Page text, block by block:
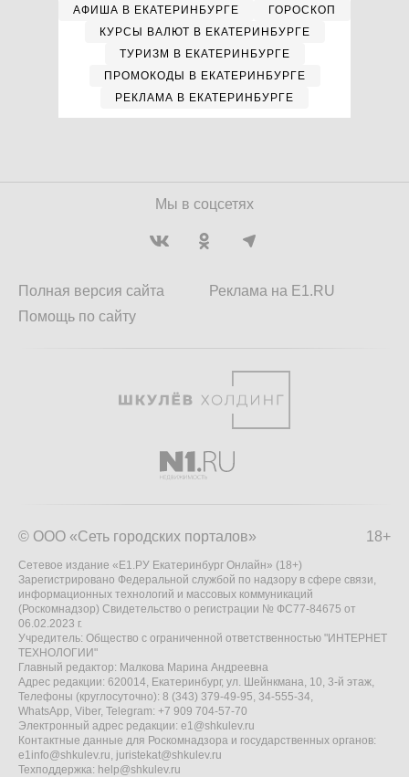
АФИША В ЕКАТЕРИНБУРГЕ
ГОРОСКОП
КУРСЫ ВАЛЮТ В ЕКАТЕРИНБУРГЕ
ТУРИЗМ В ЕКАТЕРИНБУРГЕ
ПРОМОКОДЫ В ЕКАТЕРИНБУРГЕ
РЕКЛАМА В ЕКАТЕРИНБУРГЕ
Мы в соцсетях
Полная версия сайта
Помощь по сайту
Реклама на E1.RU
18+
© ООО «Сеть городских порталов»
Сетевое издание «Е1.РУ Екатеринбург Онлайн» (18+)
Зарегистрировано Федеральной службой по надзору в сфере связи,
информационных технологий и массовых коммуникаций
(Роскомнадзор) Свидетельство о регистрации № ФС77-84675 от
06.02.2023 г.
Учредитель: Общество с ограниченной ответственностью "ИНТЕРНЕТ
ТЕХНОЛОГИИ"
Главный редактор: Малкова Марина Андреевна
Адрес редакции: 620014, Екатеринбург, ул. Шейнкмана, 10, 3-й этаж,
Телефоны (круглосуточно): 8 (343) 379-49-95, 34-555-34,
WhatsApp, Viber, Telegram: +7 909 704-57-70
Электронный адрес редакции: e1@shkulev.ru
Контактные данные для Роскомнадзора и государственных органов:
e1info@shkulev.ru, juristekat@shkulev.ru
Техподдержка: help@shkulev.ru